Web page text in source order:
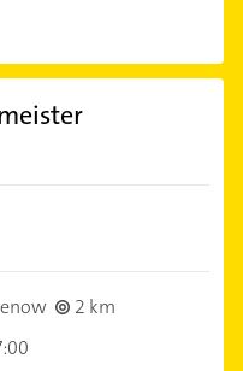
2 km